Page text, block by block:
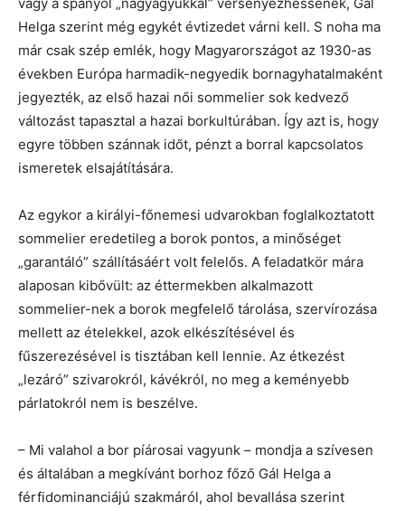
Helga szerint még egykét évtizedet várni kell. S noha ma
már csak szép emlék, hogy Magyarországot az 1930-as
években Európa harmadik-negyedik bornagyhatalmaként
jegyezték, az első hazai női sommelier sok kedvező
változást tapasztal a hazai borkultúrában. Így azt is, hogy
egyre többen szánnak időt, pénzt a borral kapcsolatos
ismeretek elsajátítására.
Az egykor a királyi-főnemesi udvarokban foglalkoztatott
sommelier eredetileg a borok pontos, a minőséget
„garantáló” szállításáért volt felelős. A feladatkör mára
alaposan kibővült: az éttermekben alkalmazott
sommelier-nek a borok megfelelő tárolása, szervírozása
mellett az ételekkel, azok elkészítésével és
fűszerezésével is tisztában kell lennie. Az étkezést
„lezáró” szivarokról, kávékról, no meg a keményebb
párlatokról nem is beszélve.
– Mi valahol a bor píárosai vagyunk – mondja a szívesen
és általában a megkívánt borhoz főző Gál Helga a
férfidominanciájú szakmáról, ahol bevallása szerint